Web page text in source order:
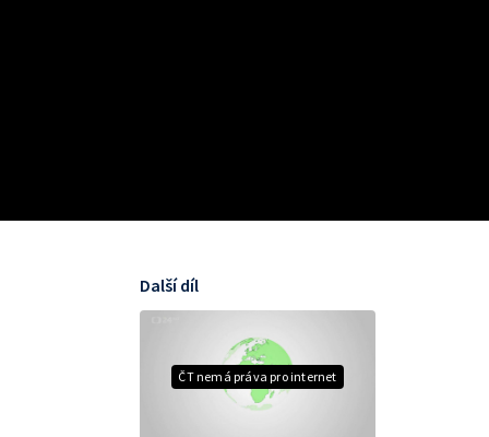
ČT nemá práva pro internet
Další díl